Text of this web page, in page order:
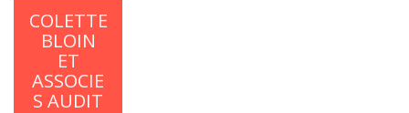
COLETTE
BLOIN
ET
ASSOCIE
S AUDIT